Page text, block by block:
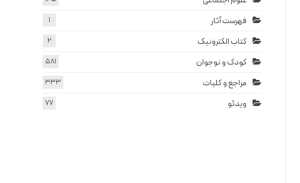
فهرست آثار 1
کتاب الکترونیک 2
کودک و نوجوان 581
مراجع و کلیات 333
ویدئو 77